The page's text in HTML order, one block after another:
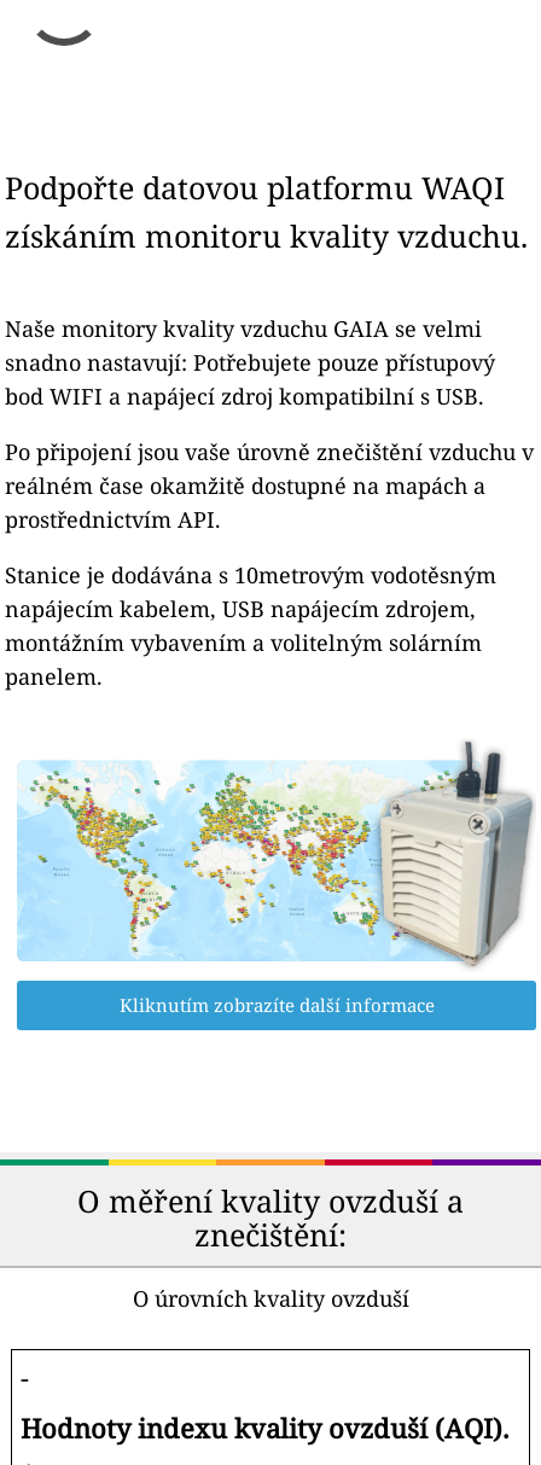
Podpořte datovou platformu WAQI
získáním monitoru kvality vzduchu.
Naše monitory kvality vzduchu GAIA se velmi
snadno nastavují: Potřebujete pouze přístupový
bod WIFI a napájecí zdroj kompatibilní s USB.
Po připojení jsou vaše úrovně znečištění vzduchu v
reálném čase okamžitě dostupné na mapách a
prostřednictvím API.
Stanice je dodávána s 10metrovým vodotěsným
napájecím kabelem, USB napájecím zdrojem,
montážním vybavením a volitelným solárním
panelem.
Kliknutím zobrazíte další informace
O měření kvality ovzduší a
znečištění:
O úrovních kvality ovzduší
-
Hodnoty indexu kvality ovzduší (AQI).